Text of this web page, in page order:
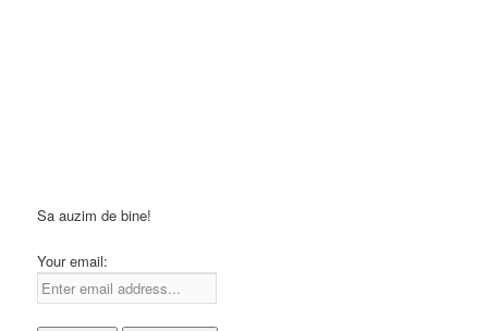
Sa auzim de bine!
Your email: